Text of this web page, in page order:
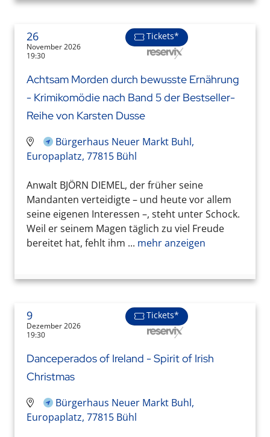
26
November 2026
19:30
Tickets*
Achtsam Morden durch bewusste Ernährung
- Krimikomödie nach Band 5 der Bestseller-
Reihe von Karsten Dusse
Bürgerhaus Neuer Markt Buhl,
Europaplatz, 77815 Bühl
Anwalt BJÖRN DIEMEL, der früher seine
Mandanten verteidigte – und heute vor allem
seine eigenen Interessen –, steht unter Schock.
Weil er seinem Magen täglich zu viel Freude
bereitet hat, fehlt ihm ... mehr anzeigen
9
Dezember 2026
19:30
Tickets*
Danceperados of Ireland - Spirit of Irish
Christmas
Bürgerhaus Neuer Markt Buhl,
Europaplatz, 77815 Bühl